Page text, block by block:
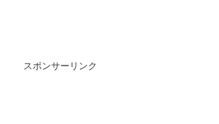
スポンサーリンク